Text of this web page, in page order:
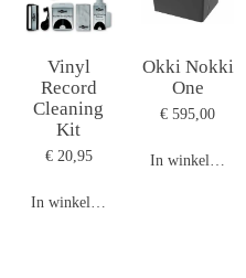
Vinyl
Record
Cleaning
Kit
€ 20,95
In winkelwagen
Okki Nokki
One
€ 595,00
In winkelwagen